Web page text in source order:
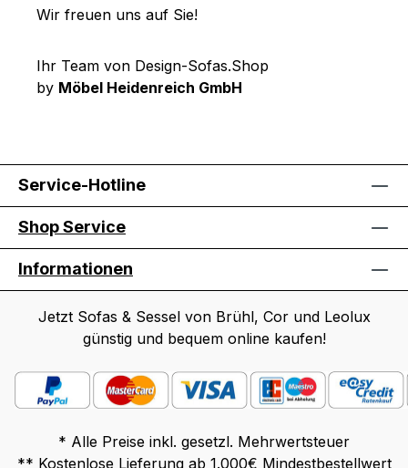
Wir freuen uns auf Sie!
Ihr Team von Design-Sofas.Shop
by Möbel Heidenreich GmbH
Service-Hotline
Shop Service
Informationen
Jetzt Sofas & Sessel von Brühl, Cor und Leolux
günstig und bequem online kaufen!
* Alle Preise inkl. gesetzl. Mehrwertsteuer
** Kostenlose Lieferung ab 1.000€ Mindestbestellwert